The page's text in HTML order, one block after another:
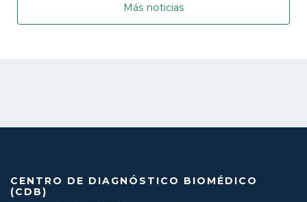
Más noticias
CENTRO DE DIAGNÓSTICO BIOMÉDICO
(CDB)